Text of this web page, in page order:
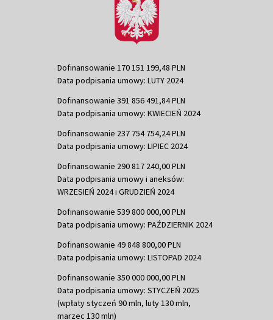
Dofinansowanie 170 151 199,48 PLN
Data podpisania umowy: LUTY 2024
Dofinansowanie 391 856 491,84 PLN
Data podpisania umowy: KWIECIEŃ 2024
Dofinansowanie 237 754 754,24 PLN
Data podpisania umowy: LIPIEC 2024
Dofinansowanie 290 817 240,00 PLN
Data podpisania umowy i aneksów:
WRZESIEŃ 2024 i GRUDZIEŃ 2024
Dofinansowanie 539 800 000,00 PLN
Data podpisania umowy: PAŹDZIERNIK 2024
Dofinansowanie 49 848 800,00 PLN
Data podpisania umowy: LISTOPAD 2024
Dofinansowanie 350 000 000,00 PLN
Data podpisania umowy: STYCZEŃ 2025
(wpłaty styczeń 90 mln, luty 130 mln,
marzec 130 mln)